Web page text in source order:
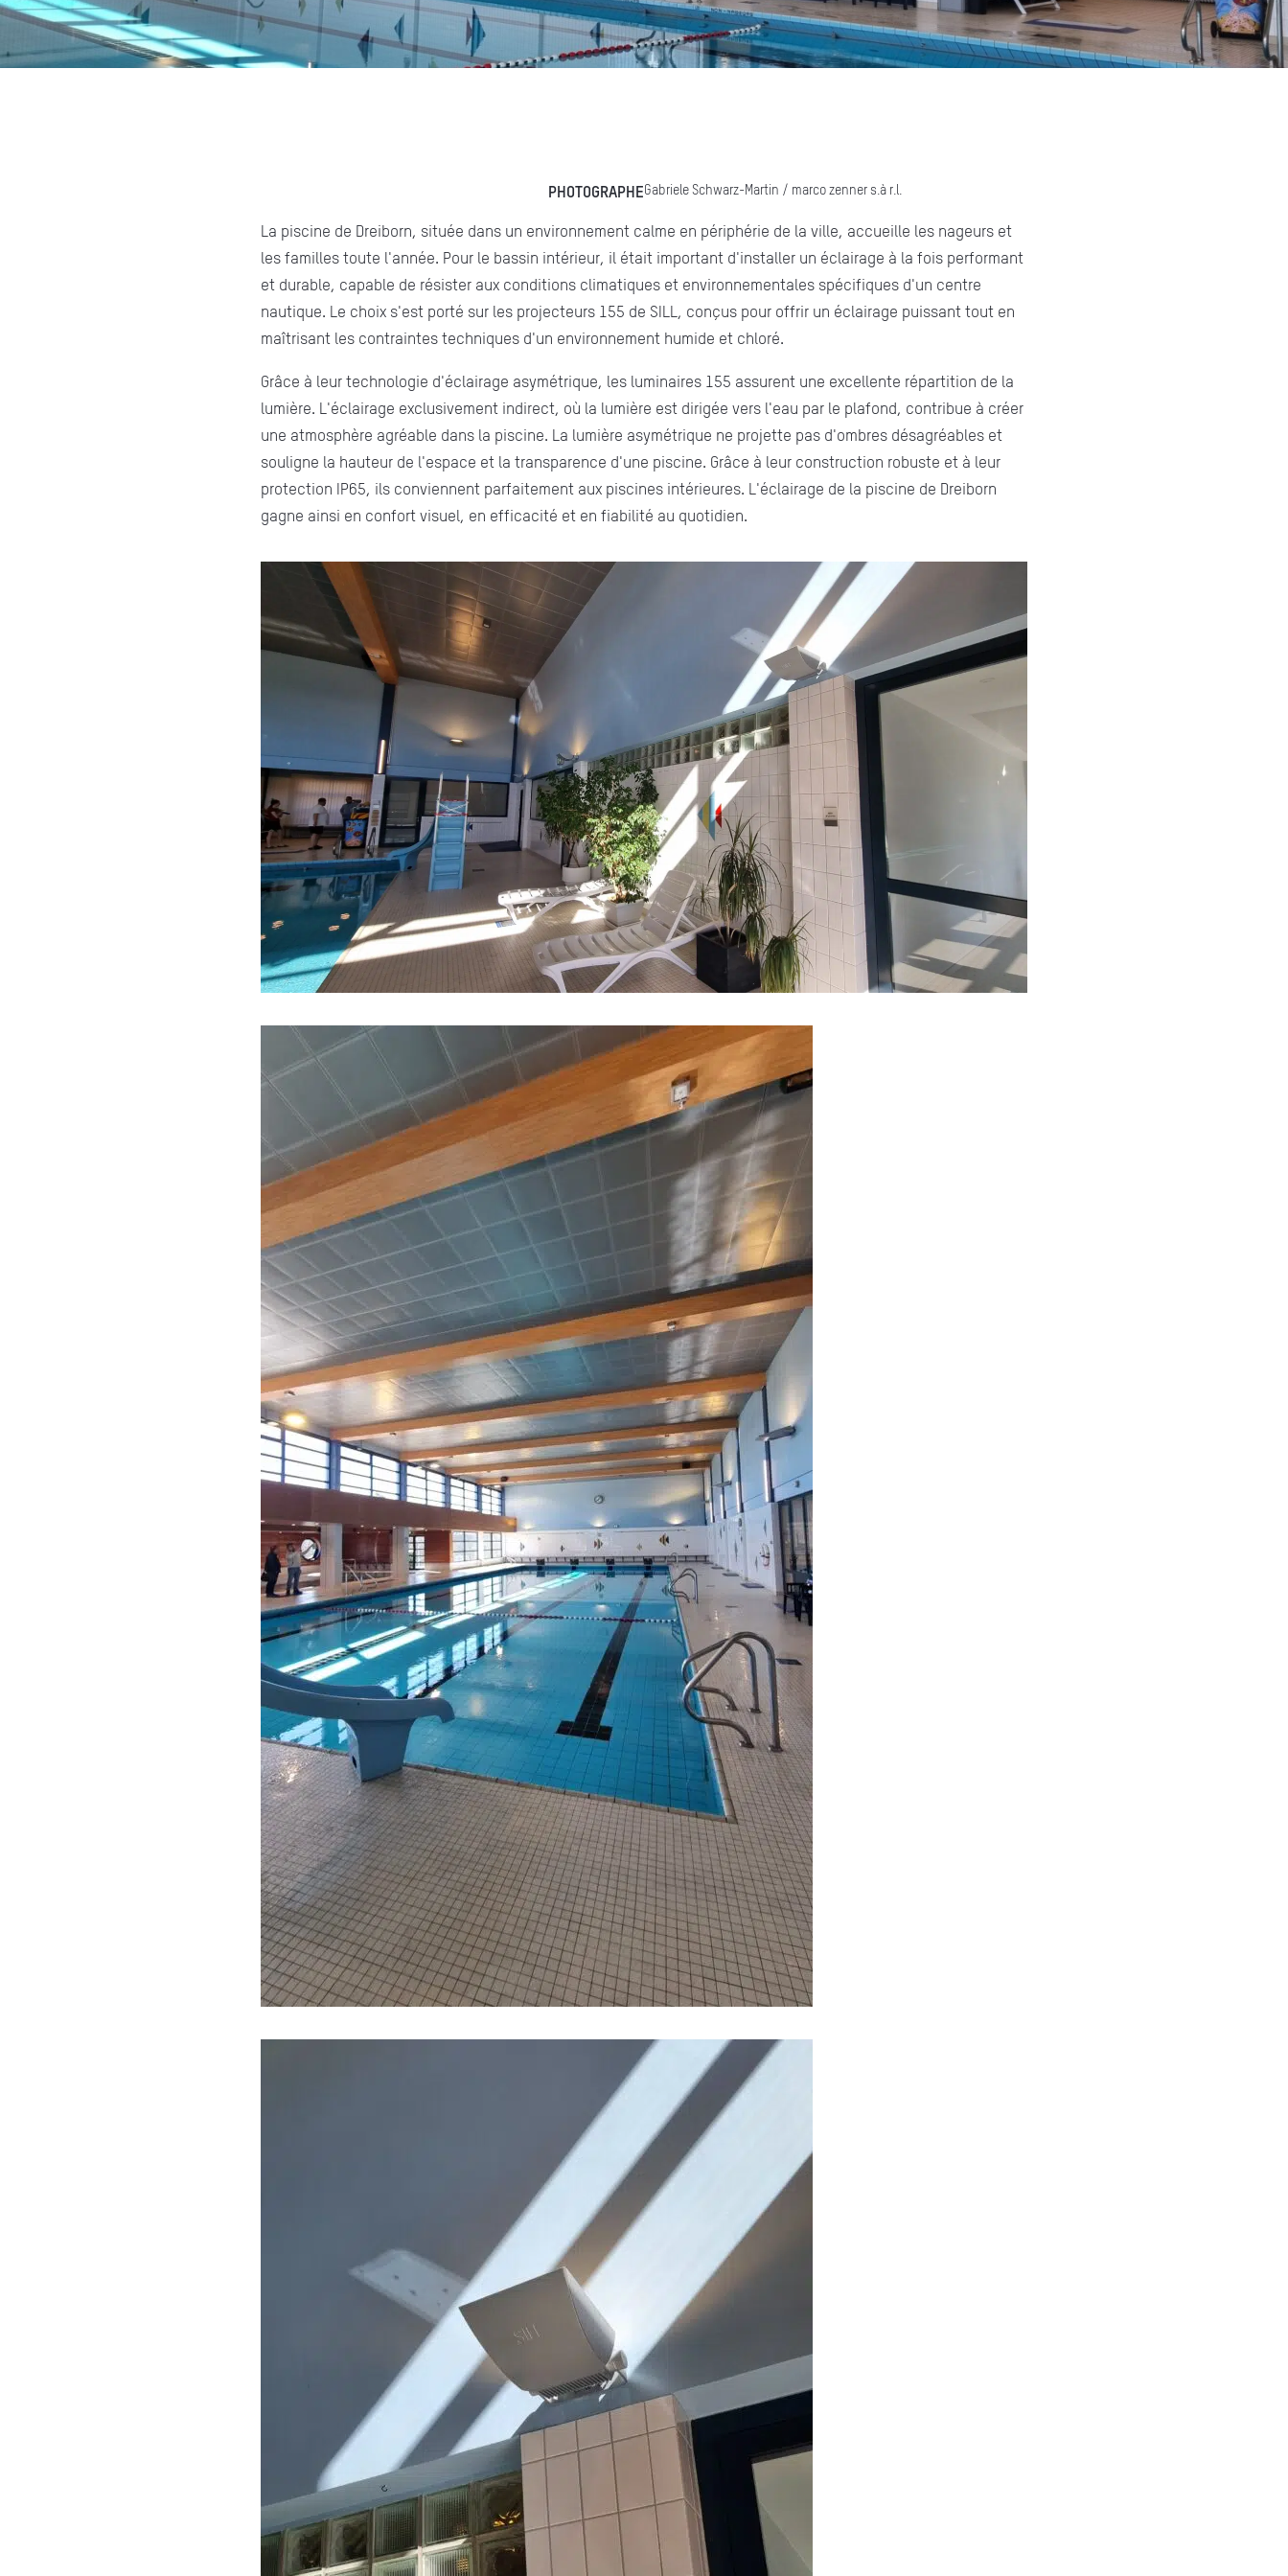
PHOTOGRAPHEGabriele Schwarz-Martin / marco zenner s.à r.l.
La piscine de Dreiborn, située dans un environnement calme en périphérie de la ville, accueille les nageurs et
les familles toute l'année. Pour le bassin intérieur, il était important d'installer un éclairage à la fois performant
et durable, capable de résister aux conditions climatiques et environnementales spécifiques d'un centre
nautique. Le choix s'est porté sur les projecteurs 155 de SILL, conçus pour offrir un éclairage puissant tout en
maîtrisant les contraintes techniques d'un environnement humide et chloré.
Grâce à leur technologie d'éclairage asymétrique, les luminaires 155 assurent une excellente répartition de la
lumière. L'éclairage exclusivement indirect, où la lumière est dirigée vers l'eau par le plafond, contribue à créer
une atmosphère agréable dans la piscine. La lumière asymétrique ne projette pas d'ombres désagréables et
souligne la hauteur de l'espace et la transparence d'une piscine. Grâce à leur construction robuste et à leur
protection IP65, ils conviennent parfaitement aux piscines intérieures. L'éclairage de la piscine de Dreiborn
gagne ainsi en confort visuel, en efficacité et en fiabilité au quotidien.